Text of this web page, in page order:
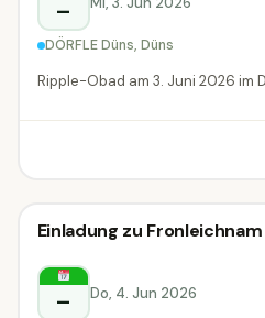
–
DÖRFLE Düns, Düns
Ripple-Obad am 3. Juni 2026 im
Sonstiges
Eichenberg
Sonstiges
Einladung zu Fronleichnam
– Do, 4. Jun 2026